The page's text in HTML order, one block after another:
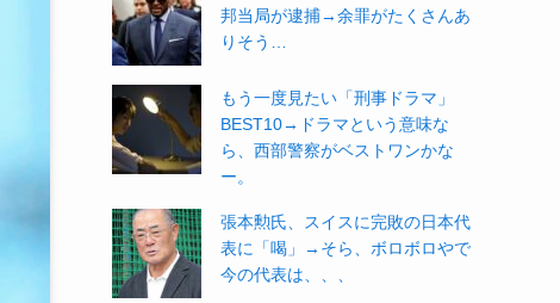
邦当局が逮捕→余罪がたくさんあ
りそう…
もう一度見たい「刑事ドラマ」
BEST10→ドラマという意味な
ら、西部警察がベストワンかな
ー。
張本勲氏、スイスに完敗の日本代
表に「喝」→そら、ボロボロやで
今の代表は、、、